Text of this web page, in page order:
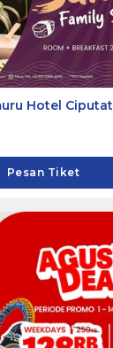
Hotel Ciputat
Pesan Tiket